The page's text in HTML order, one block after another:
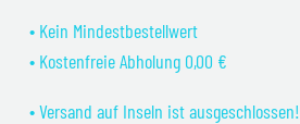
• Kein Mindestbestellwert
• Kostenfreie Abholung 0,00 €
• Versand auf Inseln ist ausgeschlossen!